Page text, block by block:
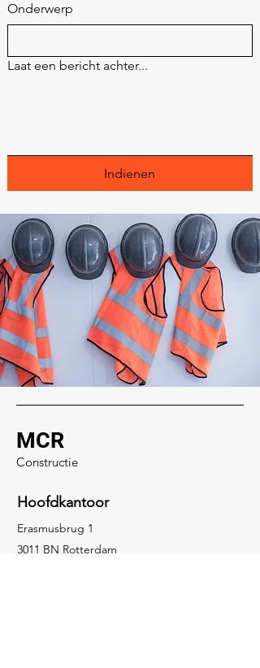
Onderwerp
Laat een bericht achter...
Indienen
MCR
Constructie
Hoofdkantoor
Erasmusbrug 1
3011 BN Rotterdam